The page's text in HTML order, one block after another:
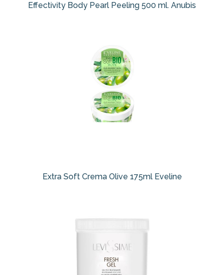
Effectivity Body Pearl Peeling 500 ml. Anubis
Extra Soft Crema Olive 175ml Eveline